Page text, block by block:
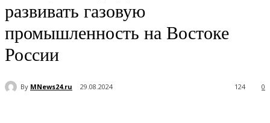
развивать газовую
промышленность на Востоке
России
By MNews24.ru 29.08.2024 0
124